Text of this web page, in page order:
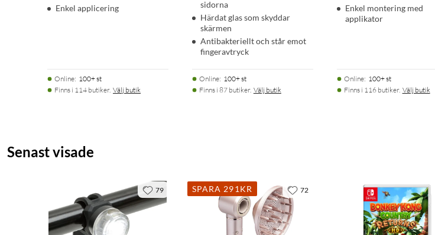
Enkel applicering
Online: 100+ st
Finns i 114 butiker. Välj butik
sidorna
Härdat glas som skyddar
skärmen
Antibakteriellt och står emot
fingeravtryck
Online: 100+ st
Finns i 87 butiker. Välj butik
Enkel montering med
applikator
Online: 100+ st
Finns i 116 butiker. Välj butik
Senast visade
79 SPARA 291KR 72